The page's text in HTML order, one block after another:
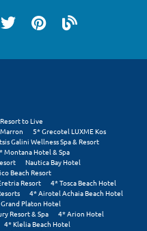
to Live
5* Grecotel LUXME Kos
Galini Wellness Spa & Resort
Montana Hotel & Spa
Nautica Bay Hotel
Beach Resort
Resort
4* Tosca Beach Hotel
4* Airotel Achaia Beach Hotel
Platon Hotel
Resort & Spa
4* Arion Hotel
4* Klelia Beach Hotel